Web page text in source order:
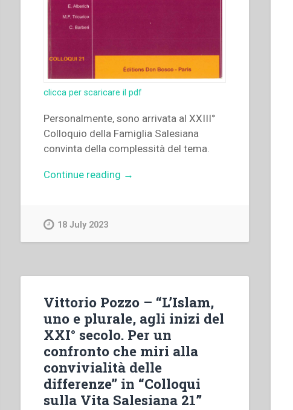
clicca per scaricare il pdf
Personalmente, sono arrivata al XXIII°
Colloquio della Famiglia Salesiana
convinta della complessità del tema.
Continue reading “Carla
Vita
Salesiana
21””
→
18 July 2023
Vittorio Pozzo – “L’Islam,
uno e plurale, agli inizi del
XXI° secolo. Per un
confronto che miri alla
convivialità delle
differenze” in “Colloqui
sulla Vita Salesiana 21”